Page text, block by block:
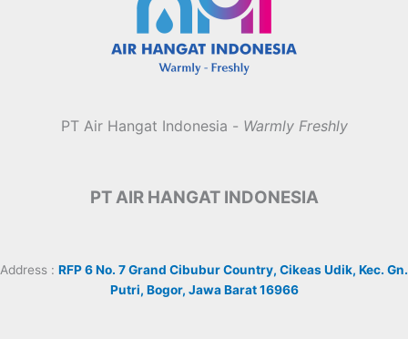
PT Air Hangat Indonesia - Warmly Freshly
PT AIR HANGAT INDONESIA
Address : RFP 6 No. 7 Grand Cibubur Country, Cikeas Udik, Kec. Gn.
Putri, Bogor, Jawa Barat 16966